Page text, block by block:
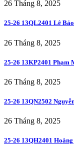
26 Tháng 8, 2025
25-26 13QL2401 Lê
26 Tháng 8, 2025
25-26 13KP2401 Phạm
26 Tháng 8, 2025
25-26 13QN2502
26 Tháng 8, 2025
25-26 13QH2401